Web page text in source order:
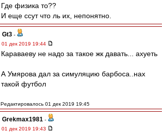
Где физика то??
И еще ссут что ль их, непонятно.
Gt3 -
01 дек 2019 19:44
Караваеву не надо за такое жк давать... ахуеть
А Умярова дал за симуляцию барбоса..нах
такой футбол
Редактировалось 01 дек 2019 19:45
Grekmax1981 -
01 дек 2019 19:43